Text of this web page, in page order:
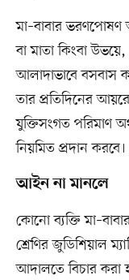
মা–বাবার
বা মাতা কিংবা
আলাদাভাবে বসবাস
তার প্রতিদিনের
যুক্তিসংগত পরিমাণ
নিয়মিত প্রদান করবে।
আইন না মানলে
কোনো ব্যক্তি
শ্রেণির জুডিশিয়াল
আদালতে বিচার